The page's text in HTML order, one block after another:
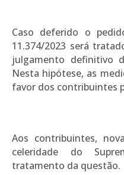
Caso deferido o
11.374/2023 será
julgamento definitivo
Nesta hipótese, as
favor dos contribuintes
Aos contribuintes,
celeridade do
tratamento da questão.